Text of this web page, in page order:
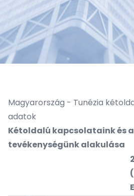
Magyarország - Tunézia
adatok
Kétoldalú kapcsolataink és
tevékenységünk alakulása